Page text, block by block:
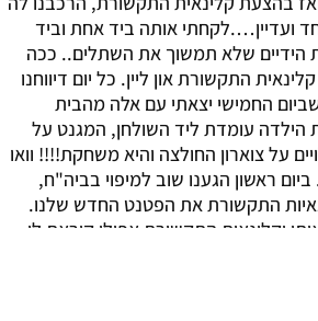
אותה ביד אחת וביד
הידיים שלא תמשוך את השתלים.. ככה
עם קלינאית התקשורת און ליין. כל יום דיווחנו
החמישי יצאתי עם אלה מהבית
עומדת ליד השולחן, המגנט על
על צוארון החולצה והיא משחקת!!!! וואו
ראשון הגענו שוב למיפוי בביה"ח,
התקשורת את הפטנט החדש שלנו.
וקלינאית התקשורת אפילו קוראת לו